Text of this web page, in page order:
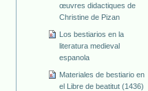
œuvres didactiques de
Christine de Pizan
Los bestiarios en la
literatura medieval
espanola
Materiales de bestiario en
el Libre de beatitut (1436)